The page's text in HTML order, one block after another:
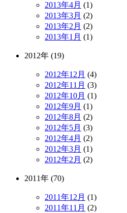
2013年4月 (1)
2013年3月 (2)
2013年2月 (2)
2013年1月 (1)
2012年 (19)
2012年12月 (4)
2012年11月 (3)
2012年10月 (1)
2012年9月 (1)
2012年8月 (2)
2012年5月 (3)
2012年4月 (2)
2012年3月 (1)
2012年2月 (2)
2011年 (70)
2011年12月 (1)
2011年11月 (2)